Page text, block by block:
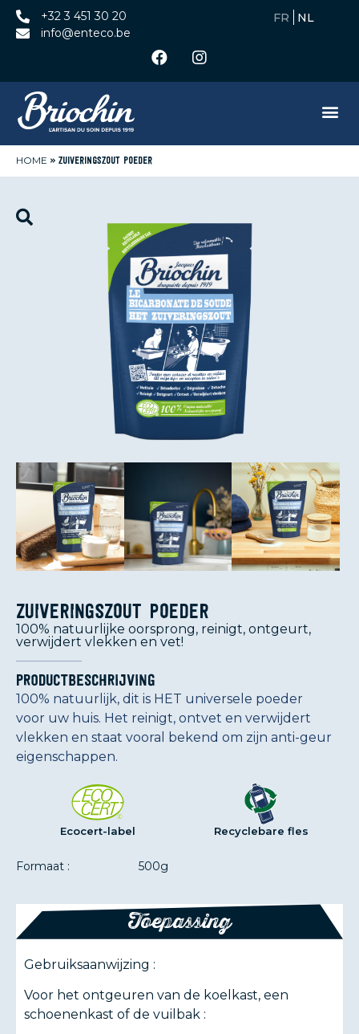
+32 3 451 30 20
info@enteco.be
HOME » ZUIVERINGSZOUT POEDER
Zuiveringszout poeder
100% natuurlijke oorsprong, reinigt, ontgeurt,
verwijdert vlekken en vet!
Productbeschrijving
100% natuurlijk, dit is HET universele poeder
voor uw huis. Het reinigt, ontvet en verwijdert
vlekken en staat vooral bekend om zijn anti-geur
eigenschappen.
Ecocert-label Recyclebare fles
Formaat : 500g
Toepassing
Gebruiksaanwijzing :
Voor het ontgeuren van de koelkast, een
schoenenkast of de vuilbak :